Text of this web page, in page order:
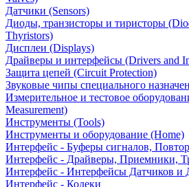
Датчики (Sensors)
Диоды, транзисторы и тиристоры
Thyristors)
Дисплеи (Displays)
Драйверы и интерфейсы (Drivers and
Защита цепей (Circuit Protection)
Звуковые чипы специального
Измерительное и тестовое
Measurement)
Инструменты (Tools)
Инструменты и оборудование (Home)
Интерфейс - Буферы сигналов,
Интерфейс - Драйверы, Приемники,
Интерфейс - Интерфейсы Датчиков и
Интерфейс - Кодеки